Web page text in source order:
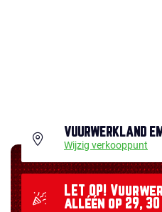
VUURWERKLAND
Wijzig verkooppunt
LET OP!
alléén op 29, 30